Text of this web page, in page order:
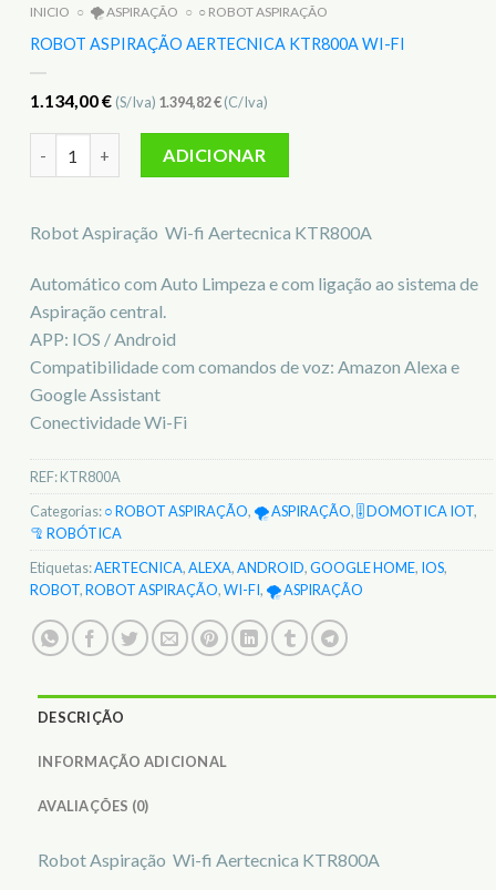
INICIO ○ 🌪️ ASPIRAÇÃO ○ ○ ROBOT ASPIRAÇÃO
ROBOT ASPIRAÇÃO AERTECNICA KTR800A WI-FI
1.134,00€ (S/Iva) 1.394,82€(C/Iva)
ADICIONAR
Robot Aspiração Wi-fi Aertecnica KTR800A
Automático com Auto Limpeza e com ligação ao sistema de
Aspiração central.
APP: IOS / Android
Compatibilidade com comandos de voz: Amazon Alexa e
Google Assistant
Conectividade Wi-Fi
REF:KTR800A
Categorias:○ ROBOT ASPIRAÇÃO, 🌪️ ASPIRAÇÃO, 🎚️ DOMOTICA IOT,
🦿 ROBÓTICA
Etiquetas:AERTECNICA,ALEXA,ANDROID,GOOGLE HOME, IOS,
ROBOT,ROBOT ASPIRAÇÃO,WI-FI, 🌪️ ASPIRAÇÃO
DESCRIÇÃO
INFORMAÇÃO ADICIONAL
AVALIAÇÕES (0)
Robot Aspiração Wi-fi Aertecnica KTR800A